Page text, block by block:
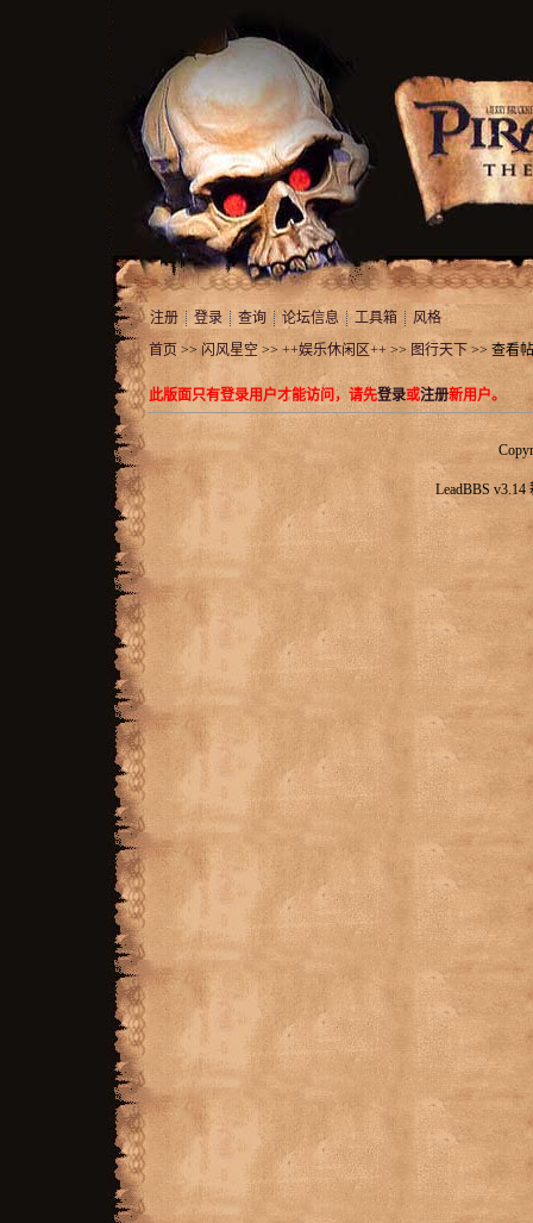
注册 登录 查询 论坛信息 工具箱
风格
首页 >> 闪风星空 >> ++娱乐休闲区++ >> 图行天下 >> 查看
此版面只有登录用户才能访问，请先登录或注册新用户。
LeadBBS v3.14